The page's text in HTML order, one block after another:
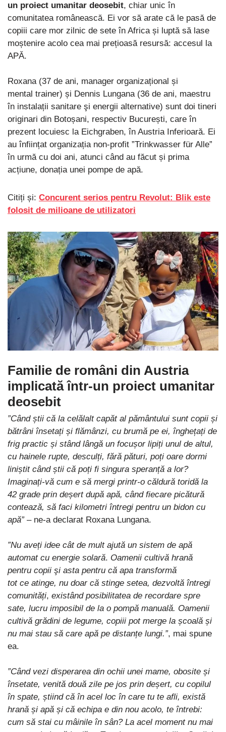
un proiect umanitar deosebit, chiar unic în
comunitatea românească. Ei vor să arate că le pasă de
copiii care mor zilnic de sete în Africa și luptă să lase
moștenire acolo cea mai prețioasă resursă: accesul la
APĂ.
Roxana (37 de ani, manager organizațional și
mental trainer) și Dennis Lungana (36 de ani, maestru
în instalații sanitare şi energii alternative) sunt doi tineri
originari din Botoșani, respectiv București, care în
prezent locuiesc la Eichgraben, în Austria Inferioară. Ei
au înființat organizația non-profit ”Trinkwasser für Alle”
în urmă cu doi ani, atunci când au făcut și prima
acțiune, donația unei pompe de apă.
Citiți și: Concurent serios pentru Revolut: Blik este
folosit de milioane de utilizatori
Familie de români din Austria
implicată într-un proiect umanitar
deosebit
”Când știi că la celălalt capăt al pământului sunt copii și
bătrâni însetați și flămânzi, cu brumă pe ei, înghețați de
frig practic și stând lângă un focușor lipiți unul de altul,
cu hainele rupte, desculți, fără pături, poți oare dormi
liniștit când știi că poți fi singura speranță a lor?
Imaginați-vă cum e să mergi printr-o căldură toridă la
42 grade prin deșert după apă, când fiecare picătură
contează, să faci kilometri întregi pentru un bidon cu
apă”– ne-a declarat Roxana Lungana.
”Nu aveți idee cât de mult ajută un sistem de apă
automat cu energie solară. Oamenii cultivă hrană
pentru copii şi asta pentru că apa transformă
tot ce atinge, nu doar că stinge setea, dezvoltă întregi
comunități, existând posibilitatea de recordare spre
sate, lucru imposibil de la o pompă manuală. Oamenii
cultivă grădini de legume, copiii pot merge la școală și
nu mai stau să care apă pe distanțe lungi.”, mai spune
ea.
”Când vezi disperarea din ochii unei mame, obosite și
însetate, venită două zile pe jos prin deșert, cu copilul
în spate, știind că în acel loc în care tu te afli, există
hrană și apă și că echipa e din nou acolo, te întrebi:
cum să stai cu mâinile în sân? La acel moment nu mai